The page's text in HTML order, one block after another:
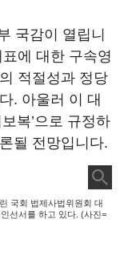
국감이 열립니
에 대한 구속영
적절성과 정당
. 아울러 이 대
복’으로 규정하
될 전망입니다.
국회 법제사법위원회 대
선서를 하고 있다. (사진=